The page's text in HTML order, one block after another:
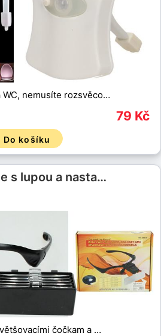
nemusíte rozsvěco…
79 Kč
Do košíku
s lupou a nasta…
čočkam a …